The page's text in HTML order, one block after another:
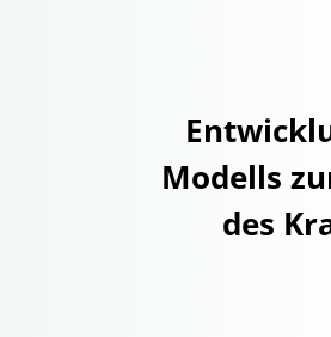
Modells
des